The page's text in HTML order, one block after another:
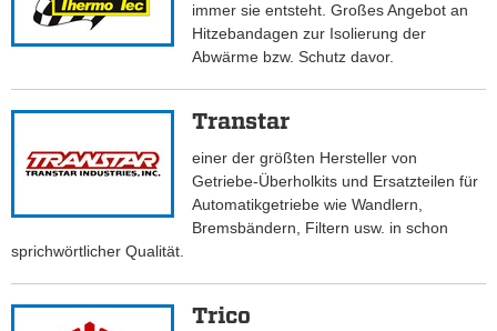
immer sie entsteht. Großes Angebot an
Hitzebandagen zur Isolierung der
Abwärme bzw. Schutz davor.
Transtar
einer der größten Hersteller von
Getriebe-Überholkits und Ersatzteilen für
Automatikgetriebe wie Wandlern,
Bremsbändern, Filtern usw. in schon
sprichwörtlicher Qualität.
Trico